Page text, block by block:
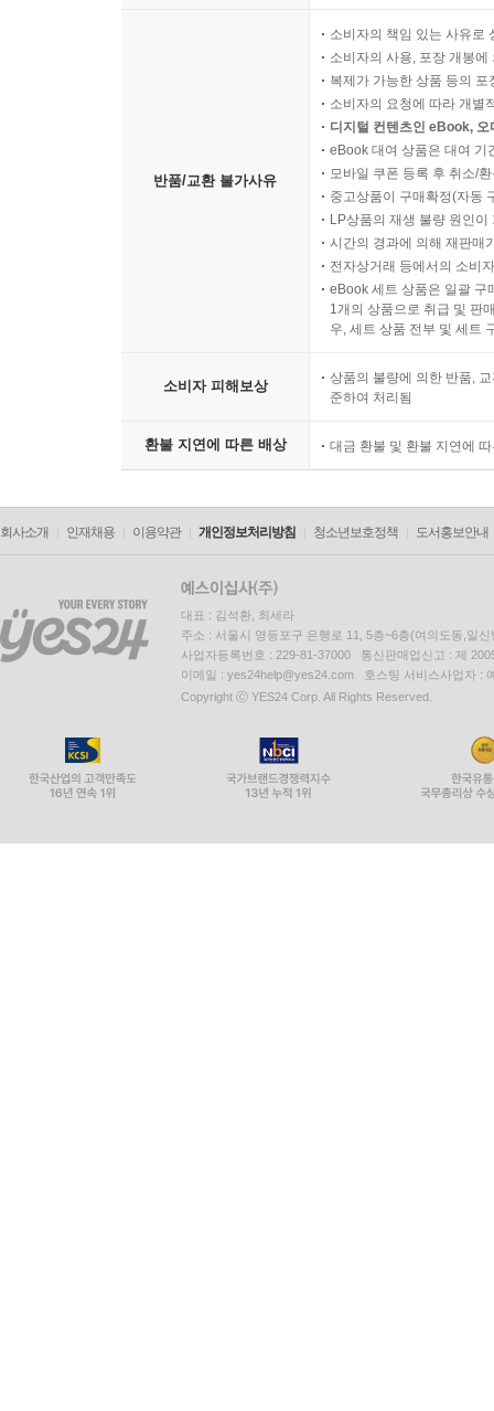
반품/교환 불가사유
소비자의 책임 있는 사유로
소비자의 사용, 포장 개봉
복제가 가능한 상품 등의
소비자의 요청에 따라 개별
디지털 컨텐츠인 eBook,
eBook 대여 상품은 대여 기
모바일 쿠폰 등록 후 취소/
중고상품이 구매확정(자동
LP상품의 재생 불량 원인
시간의 경과에 의해 재판매
전자상거래 등에서의 소비
eBook 세트 상품은 일괄 구
1개의 상품으로 취급 및 판
우, 세트 상품 전부 및 세트
소비자 피해보상
상품의 불량에 의한 반품,
준하여 처리됨
환불 지연에 따른 배상 대금 환불 및 환불 지연에
회사소개 인재채용 이용약관 개인정보처리방침 청소년보호정책 도서홍보안내
대표 : 김석환, 최세라
주소 : 서울시 영등포구 은행로 11, 5층~6층(여의도동,일신
사업자등록번호 : 229-81-37000 통신판매업신고 : 제
이메일 : yes24help@yes24.com 호스팅 서비스사업자 :
Copyright ⓒ YES24 Corp. All Rights Reserved.